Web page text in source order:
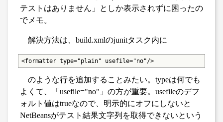
テストはありません」としか表示されずに困ったの
でメモ。
解決方法は、build.xmlのjunitタスク内に
<formatter type="plain" usefile="no"/>
のような行を追加することみたい。typeは何でも
よくて、「usefile="no"」の方が重要。usefileのデフ
ォルト値はtrueなので、明示的にオフにしないと
NetBeansがテスト結果文字列を取得できないという